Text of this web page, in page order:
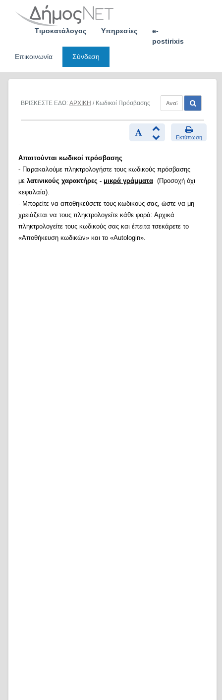
Τιμοκατάλογος Υπηρεσίες
e-
postirixis
Επικοινωνία
Σύνδεση
ΒΡΙΣΚΕΣΤΕ ΕΔΩ: ΑΡΧΙΚΗ / Κωδικοί Πρόσβασης
Εκτύπωση
Απαιτούνται κωδικοί πρόσβασης
- Παρακαλούμε πληκτρολογήστε τους κωδικούς πρόσβασης
με λατινικούς χαρακτήρες - μικρά γράμματα(Προσοχή όχι
κεφαλαία).
- Μπορείτε να αποθηκεύσετε τους κωδικούς σας, ώστε να μη
χρειάζεται να τους πληκτρολογείτε κάθε φορά: Αρχικά
πληκτρολογείτε τους κωδικούς σας και έπειτα τσεκάρετε το
«Αποθήκευση κωδικών» και το «Autologin».